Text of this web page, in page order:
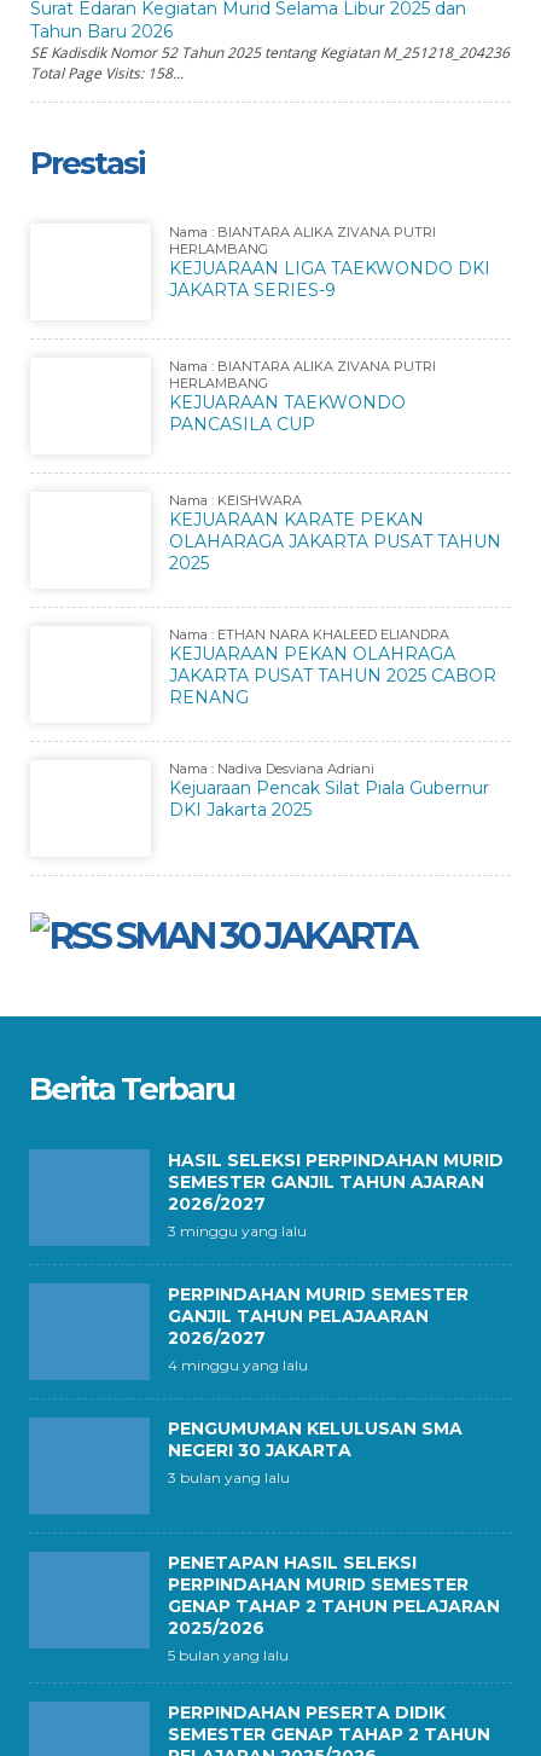
Surat Edaran Kegiatan Murid Selama Libur 2025 dan
Tahun Baru 2026
SE Kadisdik Nomor 52 Tahun 2025 tentang Kegiatan M_251218_204236
Total Page Visits: 158...
Prestasi
Nama : BIANTARA ALIKA ZIVANA PUTRI
HERLAMBANG
KEJUARAAN LIGA TAEKWONDO DKI
JAKARTA SERIES-9
Nama : BIANTARA ALIKA ZIVANA PUTRI
HERLAMBANG
KEJUARAAN TAEKWONDO
PANCASILA CUP
Nama : KEISHWARA
KEJUARAAN KARATE PEKAN
OLAHARAGA JAKARTA PUSAT TAHUN
2025
Nama : ETHAN NARA KHALEED ELIANDRA
KEJUARAAN PEKAN OLAHRAGA
JAKARTA PUSAT TAHUN 2025 CABOR
RENANG
Nama : Nadiva Desviana Adriani
Kejuaraan Pencak Silat Piala Gubernur
DKI Jakarta 2025
SMAN 30 JAKARTA
Berita Terbaru
HASIL SELEKSI PERPINDAHAN MURID
SEMESTER GANJIL TAHUN AJARAN
2026/2027
3 minggu yang lalu
PERPINDAHAN MURID SEMESTER
GANJIL TAHUN PELAJAARAN
2026/2027
4 minggu yang lalu
PENGUMUMAN KELULUSAN SMA
NEGERI 30 JAKARTA
3 bulan yang lalu
PENETAPAN HASIL SELEKSI
PERPINDAHAN MURID SEMESTER
GENAP TAHAP 2 TAHUN PELAJARAN
2025/2026
5 bulan yang lalu
PERPINDAHAN PESERTA DIDIK
SEMESTER GENAP TAHAP 2 TAHUN